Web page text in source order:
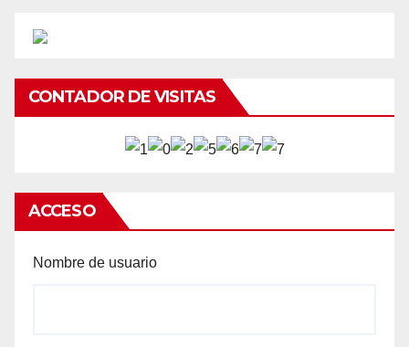
CONTADOR DE VISITAS
ACCESO
Nombre de usuario